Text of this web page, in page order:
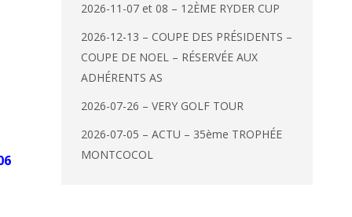
2026-11-07 et 08 – 12ÈME RYDER CUP
2026-12-13 – COUPE DES PRÉSIDENTS –
COUPE DE NOEL – RÉSERVÉE AUX
ADHÉRENTS AS
2026-07-26 – VERY GOLF TOUR
2026-07-05 – ACTU – 35ème TROPHÉE
MONTCOCOL